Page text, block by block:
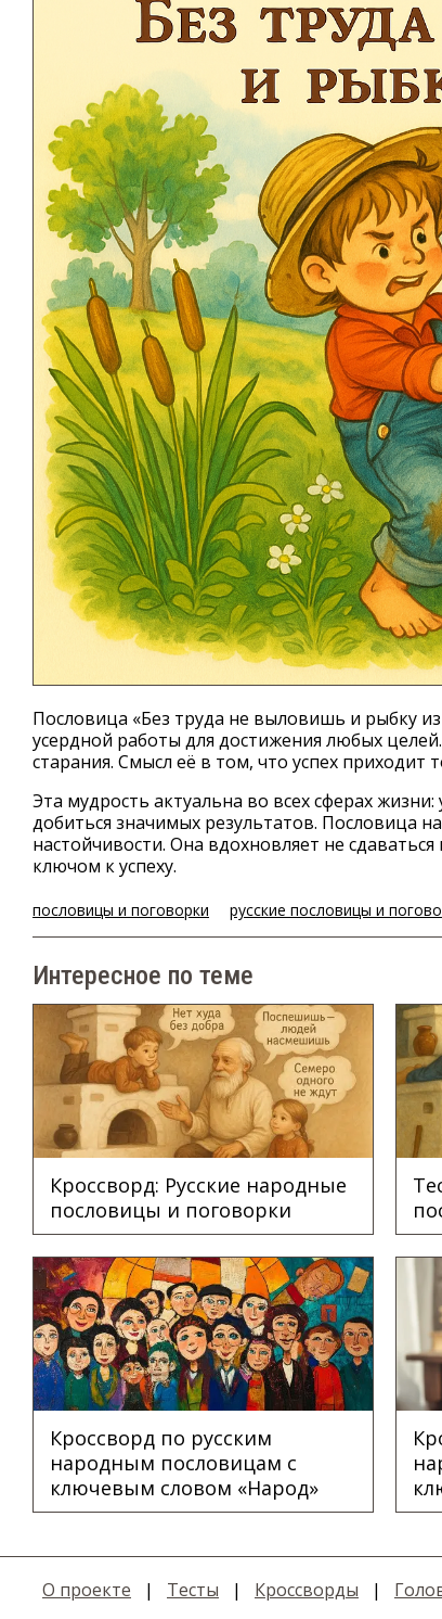
Пословица «Без труда не выловишь и рыбку
усердной работы для достижения любых
старания. Смысл её в том, что успех
Эта мудрость актуальна во всех сферах
добиться значимых результатов. Пословица
настойчивости. Она вдохновляет не
ключом к успеху.
пословицы и поговорки русские пословицы и
Интересное по теме
Кроссворд: Русские народные
пословицы и поговорки
Кроссворд по русским
народным пословицам с
ключевым словом «Народ»
О проекте | Тесты | Кроссворды |